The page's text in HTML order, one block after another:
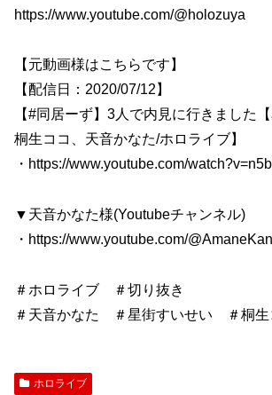
https://www.youtube.com/@holozuya
【元動画様はこちらです】
【配信日：2020/07/12】
【#同居ーず】3人で内見に行きました
桐生ココ、天音かなた/ホロライブ】
・https://www.youtube.com/
▼天音かなた様(Youtubeチャンネル)
・https://www.youtube.com/
＃ホロライブ ＃切り抜き
＃天音かなた ＃星街すいせい ＃桐生
ホロライブ